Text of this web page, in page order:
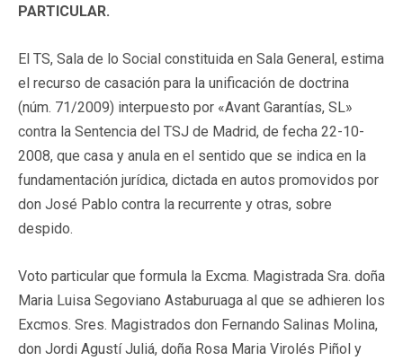
PARTICULAR.
El TS, Sala de lo Social constituida en Sala General, estima
el recurso de casación para la unificación de doctrina
(núm. 71/2009) interpuesto por «Avant Garantías, SL»
contra la Sentencia del TSJ de Madrid, de fecha 22-10-
2008, que casa y anula en el sentido que se indica en la
fundamentación jurídica, dictada en autos promovidos por
don José Pablo contra la recurrente y otras, sobre
despido.
Voto particular que formula la Excma. Magistrada Sra. doña
Maria Luisa Segoviano Astaburuaga al que se adhieren los
Excmos. Sres. Magistrados don Fernando Salinas Molina,
don Jordi Agustí Juliá, doña Rosa Maria Virolés Piñol y